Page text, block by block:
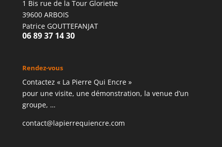
1 Bis rue de la Tour Gloriette
39600 ARBOIS
Patrice GOUTTEFANJAT
06 89 37 14 30
Rendez-vous
Contactez « La Pierre Qui Encre »
pour une visite, une démonstration, la venue d’un
groupe, …
contact@lapierrequiencre.com